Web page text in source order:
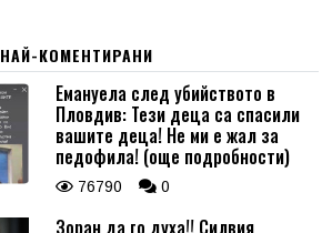
НАЙ-КОМЕНТИРАНИ
Емануела след убийството в
Пловдив: Тези деца са спасили
вашите деца! Не ми е жал за
педофила! (още подробности)
76790 0
Зоран да го духа!! Силвия